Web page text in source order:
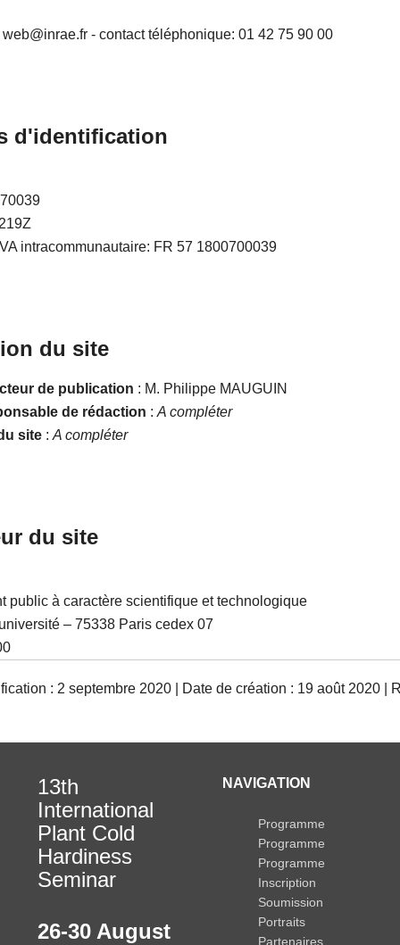
- contact téléphonique: 01 42 75 90 00
d'identification
intracommunautaire: FR 57 1800700039
du site
de publication : M. Philippe MAUGUIN
de rédaction :A compléter
site : A compléter
du site
public à caractère scientifique et technologique
– 75338 Paris cedex 07
: 2 septembre 2020 | Date de création : 19 août 2020 |
13th
International
Plant Cold
Hardiness
Seminar
26-30 August
NAVIGATION
Programme
Programme
Programme
Inscription
Soumission
Portraits
Partenaires